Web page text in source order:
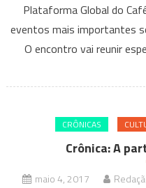
Plataforma Global do
eventos mais importantes
O encontro vai reunir
CRÔNICAS
Crônica: A
maio 4, 2017